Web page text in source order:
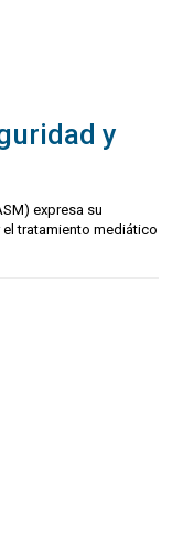
y
expresa su
tratamiento mediático